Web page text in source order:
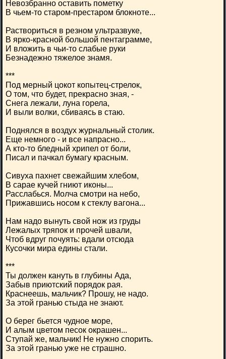
Невозбранно оставить пометку
В чьем-то старом-престаром блокноте...
Раствориться в резном ультразвуке,
В ярко-красной большой пентаграмме,
И вложить в чьи-то слабые руки
Безнадежно тяжелое знамя.
***
Под мерный цокот копытец-стрелок,
О том, что будет, прекрасно зная, -
Снега лежали, луна горела,
И выли волки, сбиваясь в стаю.
Поднялся в воздух журнальный столик.
Еще немного - и все напрасно...
А кто-то бледный хрипел от боли,
Писал и пачкал бумагу красным.
Сивуха пахнет свежайшим хлебом,
В сарае кучей гниют иконы...
Расслабься. Молча смотри на небо,
Прижавшись носом к стеклу вагона...
Нам надо вынуть свой нож из груды
Лежалых тряпок и прочей швали,
Чтоб вдруг почуять: вдали отсюда
Кусочки мира едины стали.
***
Ты должен кануть в глубины Ада,
Забыв приютский порядок рая.
Краснеешь, мальчик? Прошу, не надо.
За этой гранью стыда не знают.
О берег бьется чудное море,
И алым цветом песок окрашен...
Ступай же, мальчик! Не нужно спорить.
За этой гранью уже не страшно.